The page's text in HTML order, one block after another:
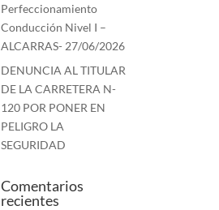
Perfeccionamiento
Conducción Nivel I –
ALCARRAS- 27/06/2026
DENUNCIA AL TITULAR
DE LA CARRETERA N-
120 POR PONER EN
PELIGRO LA
SEGURIDAD
Comentarios
recientes